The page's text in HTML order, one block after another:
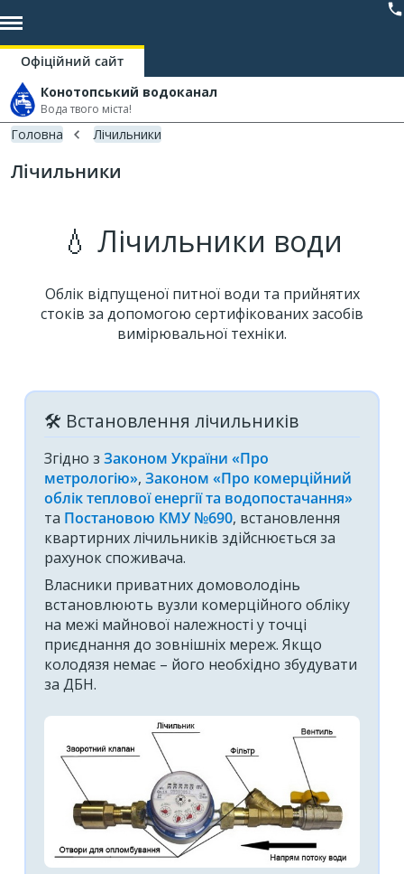
Офіційний сайт
Конотопський водоканал
Вода твого міста!
Головна Лічильники
Лічильники
💧 Лічильники води
Облік відпущеної питної води та прийнятих
стоків за допомогою сертифікованих засобів
вимірювальної техніки.
🛠 Встановлення лічильників
Згідно з Законом України «Про
метрологію», Законом «Про комерційний
облік теплової енергії та водопостачання»
та Постановою КМУ №690, встановлення
квартирних лічильників здійснюється за
рахунок споживача.
Власники приватних домоволодінь
встановлюють вузли комерційного обліку
на межі майнової належності у точці
приєднання до зовнішніх мереж. Якщо
колодязя немає – його необхідно збудувати
за ДБН.